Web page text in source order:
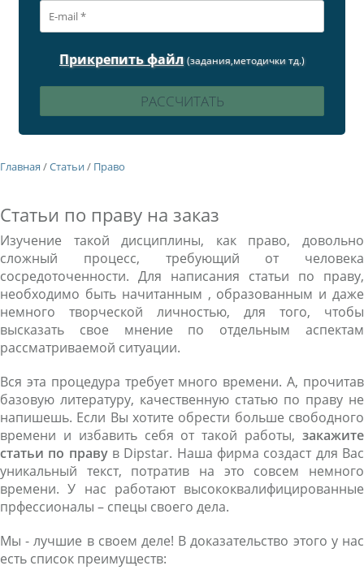
Прикрепить файл (задания,методички тд.)
Главная /Статьи / Право
Статьи по праву на заказ
Изучение такой дисциплины, как право, довольно
сложный процесс, требующий от человека
сосредоточенности. Для написания статьи по праву,
необходимо быть начитанным , образованным и даже
немного творческой личностью, для того, чтобы
высказать свое мнение по отдельным аспектам
рассматриваемой ситуации.
Вся эта процедура требует много времени. А, прочитав
базовую литературу, качественную статью по праву не
напишешь. Если Вы хотите обрести больше свободного
времени и избавить себя от такой работы, закажите
статьи по правув Dipstar. Наша фирма создаст для Вас
уникальный текст, потратив на это совсем немного
времени. У нас работают высококвалифицированные
прфессионалы – спецы своего дела.
Мы - лучшие в своем деле! В доказательство этого у нас
есть список преимуществ: